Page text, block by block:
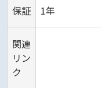
保証 1年
関連
リン
ク